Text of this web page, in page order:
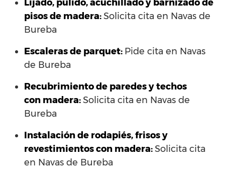
Lijado, pulido, acuchillado y barnizado de
pisos de madera:Solicita cita en Navas de
Bureba
Escaleras de parquet: Pide cita en Navas
de Bureba
Recubrimiento de paredes y techos
con madera:Solicita cita en Navas de
Bureba
Instalación de rodapiés, frisos y
revestimientos con madera:Solicita cita
en Navas de Bureba